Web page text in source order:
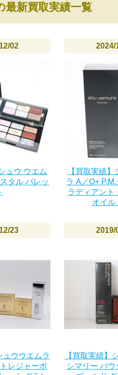
最新買取実績一覧
02
ュウ ウエム
タル パレッ
2024/
【買取実績
ラ A／O+
ラディアント
オイル
23
ュウウエムラ
レジャーボ
2019/
【買取実績】
シマリー パ